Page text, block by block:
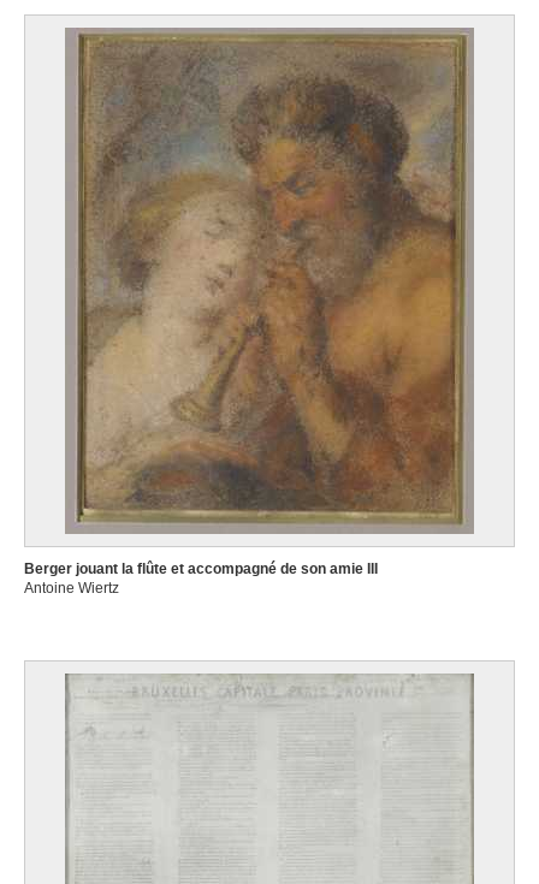
Berger jouant la flûte et accompagné de son amie III
Antoine Wiertz